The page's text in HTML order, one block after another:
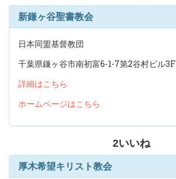
新鎌ヶ谷聖書教会
日本同盟基督教団
千葉県鎌ヶ谷市南初富6-1-7第2谷村ビル3F
詳細はこちら
ホームページはこちら
2いいね
厚木希望キリスト教会